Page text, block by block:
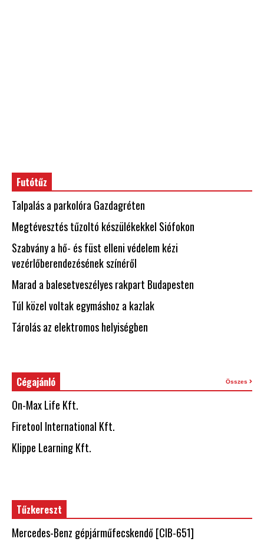
Futótűz
Talpalás a parkolóra Gazdagréten
Megtévesztés tűzoltó készülékekkel Siófokon
Szabvány a hő- és füst elleni védelem kézi
vezérlőberendezésének színéről
Marad a balesetveszélyes rakpart Budapesten
Túl közel voltak egymáshoz a kazlak
Tárolás az elektromos helyiségben
Cégajánló Összes
On-Max Life Kft.
Firetool International Kft.
Klippe Learning Kft.
Tűzkereszt
Mercedes-Benz gépjárműfecskendő [CIB-651]